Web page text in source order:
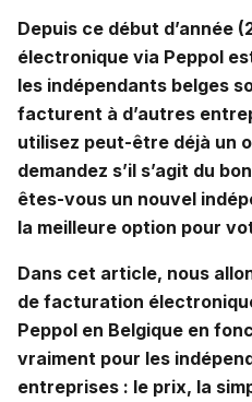
Depuis ce début d’année
électronique via Peppol
les indépendants belges
facturent à d’autres
utilisez peut-être déjà un
demandez s’il s’agit du
êtes-vous un nouvel
la meilleure option pour
Dans cet article, nous
de facturation
Peppol en Belgique en
vraiment pour les
entreprises : le prix, la